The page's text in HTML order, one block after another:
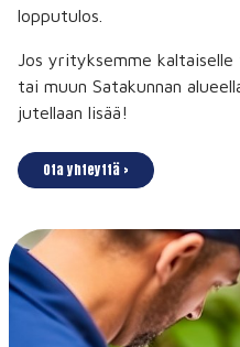
lopputulos.
Jos yrityksemme kaltaiselle
tai muun Satakunnan
jutellaan lisää!
Ota yhteyttä ›